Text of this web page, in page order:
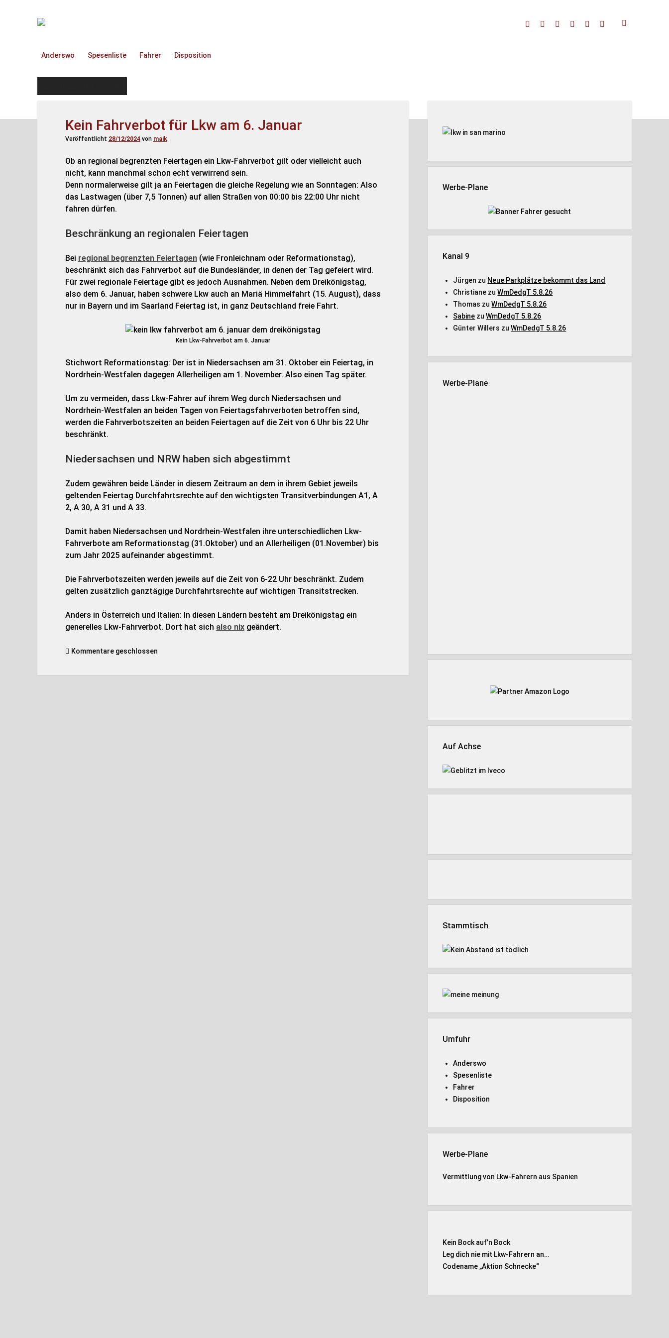
TruckOnline.de facebookthreadslinkedinyoutube
rss amazon
Anderswo Spesenliste Fahrer Disposition
Kein Fahrverbot für Lkw am 6. Januar
Veröffentlicht 28/12/2024von maik.
Ob an regional begrenzten Feiertagen ein Lkw-Fahrverbot gilt oder vielleicht auch
nicht, kann manchmal schon echt verwirrend sein.
Denn normalerweise gilt ja an Feiertagen die gleiche Regelung wie an Sonntagen: Also
das Lastwagen (über 7,5 Tonnen) auf allen Straßen von 00:00 bis 22:00 Uhr nicht
fahren dürfen.
Beschränkung an regionalen Feiertagen
Bei regional begrenzten Feiertagen(wie Fronleichnam oder Reformationstag),
beschränkt sich das Fahrverbot auf die Bundesländer, in denen der Tag gefeiert wird.
Für zwei regionale Feiertage gibt es jedoch Ausnahmen. Neben dem Dreikönigstag,
also dem 6. Januar, haben schwere Lkw auch an Mariä Himmelfahrt (15. August), dass
nur in Bayern und im Saarland Feiertag ist, in ganz Deutschland freie Fahrt.
Kein Lkw-Fahrverbot am 6. Januar
Stichwort Reformationstag: Der ist in Niedersachsen am 31. Oktober ein Feiertag, in
Nordrhein-Westfalen dagegen Allerheiligen am 1. November. Also einen Tag später.
Um zu vermeiden, dass Lkw-Fahrer auf ihrem Weg durch Niedersachsen und
Nordrhein-Westfalen an beiden Tagen von Feiertagsfahrverboten betroffen sind,
werden die Fahrverbotszeiten an beiden Feiertagen auf die Zeit von 6 Uhr bis 22 Uhr
beschränkt.
Niedersachsen und NRW haben sich abgestimmt
Zudem gewähren beide Länder in diesem Zeitraum an dem in ihrem Gebiet jeweils
geltenden Feiertag Durchfahrtsrechte auf den wichtigsten Transitverbindungen A1, A
2, A 30, A 31 und A 33.
Damit haben Niedersachsen und Nordrhein-Westfalen ihre unterschiedlichen Lkw-
Fahrverbote am Reformationstag (31.Oktober) und an Allerheiligen (01.November) bis
zum Jahr 2025 aufeinander abgestimmt.
Die Fahrverbotszeiten werden jeweils auf die Zeit von 6-22 Uhr beschränkt. Zudem
gelten zusätzlich ganztägige Durchfahrtsrechte auf wichtigen Transitstrecken.
Anders in Österreich und Italien: In diesen Ländern besteht am Dreikönigstag ein
generelles Lkw-Fahrverbot. Dort hat sich also nixgeändert.
Kommentare geschlossen
Werbe-Plane
Kanal 9
Jürgen zu Neue Parkplätze bekommt das Land
Christiane zuWmDedgT 5.8.26
Thomas zuWmDedgT 5.8.26
Sabine zuWmDedgT 5.8.26
Günter Willers zuWmDedgT 5.8.26
Werbe-Plane
Auf Achse
Stammtisch
Umfuhr
Anderswo
Spesenliste
Fahrer
Disposition
Werbe-Plane
Vermittlung von Lkw-Fahrern aus Spanien
Kein Bock auf’n Bock
Leg dich nie mit Lkw-Fahrern an…
Codename „Aktion Schnecke“